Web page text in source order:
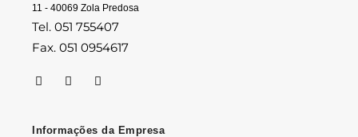
11 - 40069 Zola Predosa
Tel. 051 755407
Fax. 051 0954617
Informações da Empresa